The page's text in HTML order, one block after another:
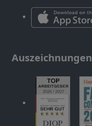
Auszeichnungen